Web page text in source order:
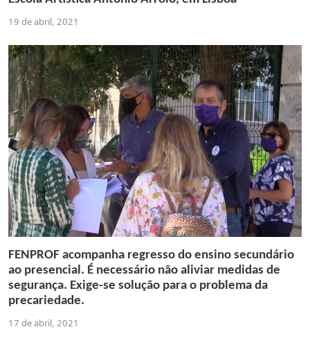
19 de abril, 2021
FENPROF acompanha regresso do ensino secundário
ao presencial. É necessário não aliviar medidas de
segurança. Exige-se solução para o problema da
precariedade.
17 de abril, 2021